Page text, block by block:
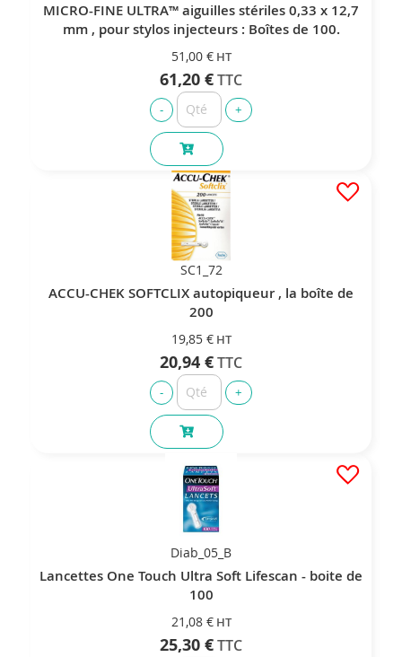
MICRO-FINE ULTRA™ aiguilles stériles 0,33 x 12,7
mm , pour stylos injecteurs : Boîtes de 100.
51,00 €
61,20 €
SC1_72
ACCU-CHEK SOFTCLIX autopiqueur , la boîte de
200
19,85 €
20,94 €
Diab_05_B
Lancettes One Touch Ultra Soft Lifescan - boite de
100
21,08 €
25,30 €